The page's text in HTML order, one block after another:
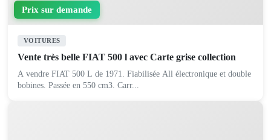
Prix sur demande
VOITURES
Vente très belle FIAT 500 l avec Carte grise collection
A vendre FIAT 500 L de 1971. Fiabilisée All électronique et double
bobines. Passée en 550 cm3. Carr...